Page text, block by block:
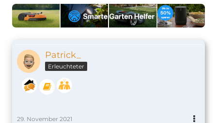
Patrick_
Erleuchteter
29. November 2021